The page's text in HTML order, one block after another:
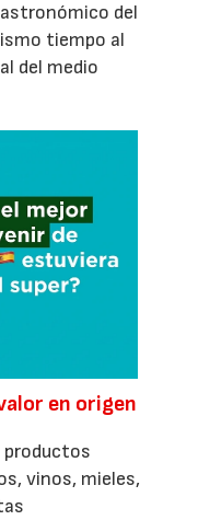
del
tiempo al
del medio
en origen
productos
vinos, mieles,